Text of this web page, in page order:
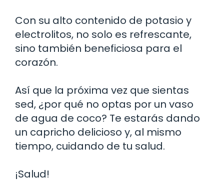
Con su alto contenido de potasio y
electrolitos, no solo es refrescante,
sino también beneficiosa para el
corazón.
Así que la próxima vez que sientas
sed, ¿por qué no optas por un vaso
de agua de coco? Te estarás dando
un capricho delicioso y, al mismo
tiempo, cuidando de tu salud.
¡Salud!